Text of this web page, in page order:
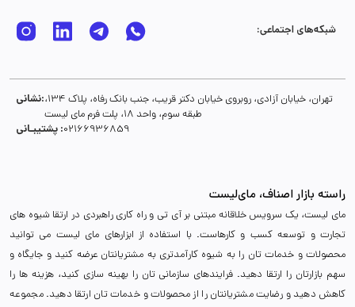
شبکه‌های اجتماعی:
نشانی:تهران، خیابان آزادی، روبروی خیابان دکتر قریب، جنب بانک رفاه، پلاک 134،
طبقه سوم، واحد 18، پلت فرم مای لیست
پشتیبـانی :02166936859
راسته بازار اصناف، مای‌لیست
مای لیست، یک سرویس خلاقانه مبتنی بر آی تی و راه کاری راهبردی در ارتقا شیوه های
تجارت و توسعه کسب و کارهاست. با استفاده از ابزارهای مای لیست می توانید
محصولات و خدمات تان را به شیوه کارآمدتری به مشتریانتان عرضه کنید و جایگاه و
سهم بازارتان را ارتقا دهید. فرایندهای سازمانی تان را بهینه سازی کنید، هزینه ها را
کاهش دهید و رضایت مشتریانتان را از محصولات و خدمات تان ارتقا دهید. مجموعه